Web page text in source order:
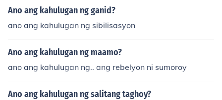
Ano ang kahulugan ng ganid?
ano ang kahulugan ng sibilisasyon
Ano ang kahulugan ng maamo?
ano ang kahulugan ng.. ang rebelyon ni sumoroy
Ano ang kahulugan ng salitang taghoy?